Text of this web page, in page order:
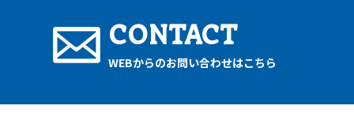
CONTACT
WEBからのお問い合わせはこちら